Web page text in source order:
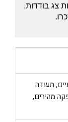
צג בודדות.
תעודה
מהירים,